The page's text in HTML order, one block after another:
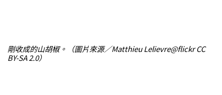
剛收成的山胡椒。（圖片來源／Matthieu Lelievre@flickr CC
BY-SA 2.0）